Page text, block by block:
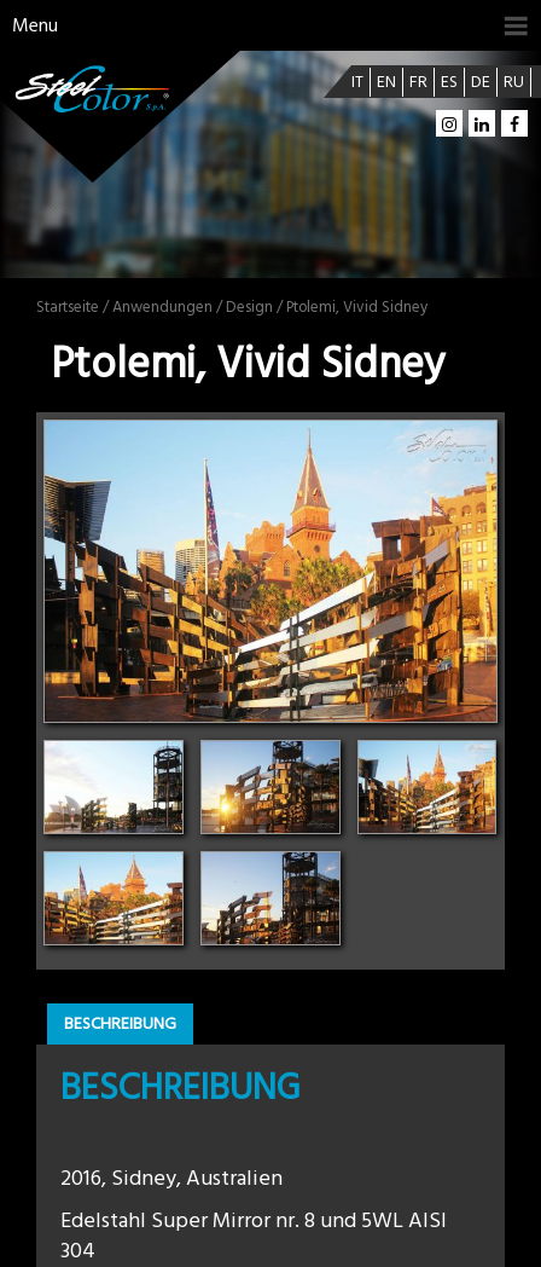
Menu
IT EN FR ES DE RU
Startseite /Anwendungen /Design / Ptolemi, Vivid Sidney
Ptolemi, Vivid Sidney
BESCHREIBUNG
BESCHREIBUNG
2016, Sidney, Australien
Edelstahl Super Mirror nr. 8 und 5WL AISI
304